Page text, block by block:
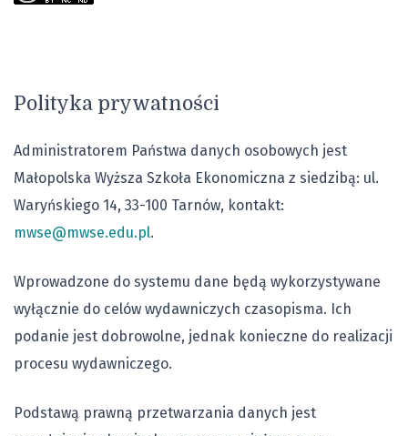
Polityka prywatności
Administratorem Państwa danych osobowych jest
Małopolska Wyższa Szkoła Ekonomiczna z siedzibą: ul.
Waryńskiego 14, 33-100 Tarnów, kontakt:
mwse@mwse.edu.pl.
Wprowadzone do systemu dane będą wykorzystywane
wyłącznie do celów wydawniczych czasopisma. Ich
podanie jest dobrowolne, jednak konieczne do realizacji
procesu wydawniczego.
Podstawą prawną przetwarzania danych jest